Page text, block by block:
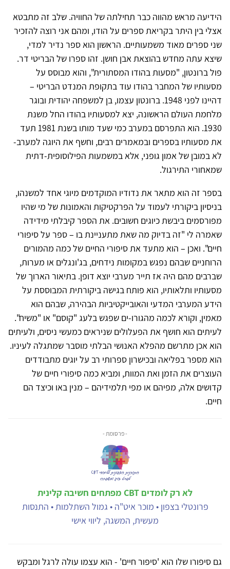
הידיעה מראש מהווה כבר תחילתה של החוויה. שלב זה מתבטא
אצלי בין היתר בקריאת ספרים על הודו, ומהם אני רוצה להזכיר
שני ספרים מאוד משמעותיים. הראשון הוא ספר נדיר למדי,
שיצא עתה מחדש בהוצאת אבן חושן. זהו ספרו של הבריטי דר.
פול ברונטון, "מסעות בהודו המסתורית", והוא מבוסס על
מסעותיו של המחבר בהודו עוד בתקופת המנדט הבריטי –
דהיינו לפני 1948. ברונטון עצמו, בן למשפחה יהודית ובוגר
מלחמת העולם הראשונה, יצא למסעותיו בהודו החל משנת
1930. הוא התפרסם במערב כמי שעד מותו בשנת 1981 תעד
את מסעותיו בספרים ובמאמרים רבים, וחשף את היוגה למערב-
לא במובן של אמון גופני, אלא במשמעות הפילוסופית-דתית
שמאחורי התירגול.
בספר זה הוא מתאר את נדודיו המוקדמים מיוגי אחד למשנהו,
בניסיון ביקורתי לעמוד על הפרקטיקות והאמונות של מי שהיו
מפורסמים ביבשת כיוגים חשובים. את הספר קיבלתי מידידה
שאמרה לי "זה בדיוק מה שאת מתעניינת בו – ספר על סיפורי
חיים". ואכן – הוא מתעד את סיפורי החיים של כמה מהמורים
הרוחניים שבהם נפגש במקומות נידחים, בג'ונגלים או מערות,
שברבים מהם היה אז תייר מערבי יוצא דופן. בתיאור הארוך של
מסעותיו ותלאותיו, הוא פותח בגישה ביקורתית המבוססת על
הידע המערבי המדעי והאובייקטיביות הבהירה, שבהם הוא
מאמין, וקורא לכמה מהגורו-ים שפגש בלעג "קוסם" או "משיח".
לעיתים הוא חושף את הפעלולים שניראים כמעשי ניסים, ולעיתים
הוא אכן מתרשם מהפלא האנושי הבלתי מוסבר שמתגלה לעיניו.
הוא מספר בפליאה ובכישרון ספרותי רב על יוגים מתבודדים
העוצרים את הזמן ואת המוות, ומביא כמה סיפורי חיים של
קדושים אלה, מפיהם או מפי תלמידיהם – מנין באו וכיצד הם
חיים.
- פרסומת -
לא רק לומדים CBT מפתחים חשיבה קלינית
פרונטלי בצפון • מוכר איט"ה • גמול השתלמות • התנסות
מעשית, המשגה, ליווי אישי
גם סיפורו שלו הוא 'סיפור חיים' - הוא עצמו עולה לרגל ומבקש